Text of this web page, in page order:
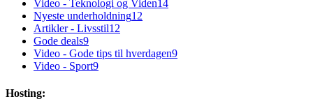
Video - Teknologi og Viden14
Nyeste underholdning12
Artikler - Livsstil12
Gode deals9
Video - Gode tips til hverdagen9
Video - Sport9
Hosting: